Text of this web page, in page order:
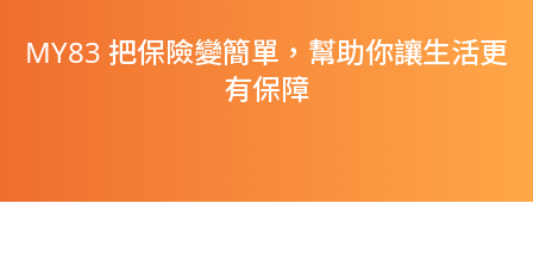
MY83 把保險變簡單，幫助你讓生活更
有保障